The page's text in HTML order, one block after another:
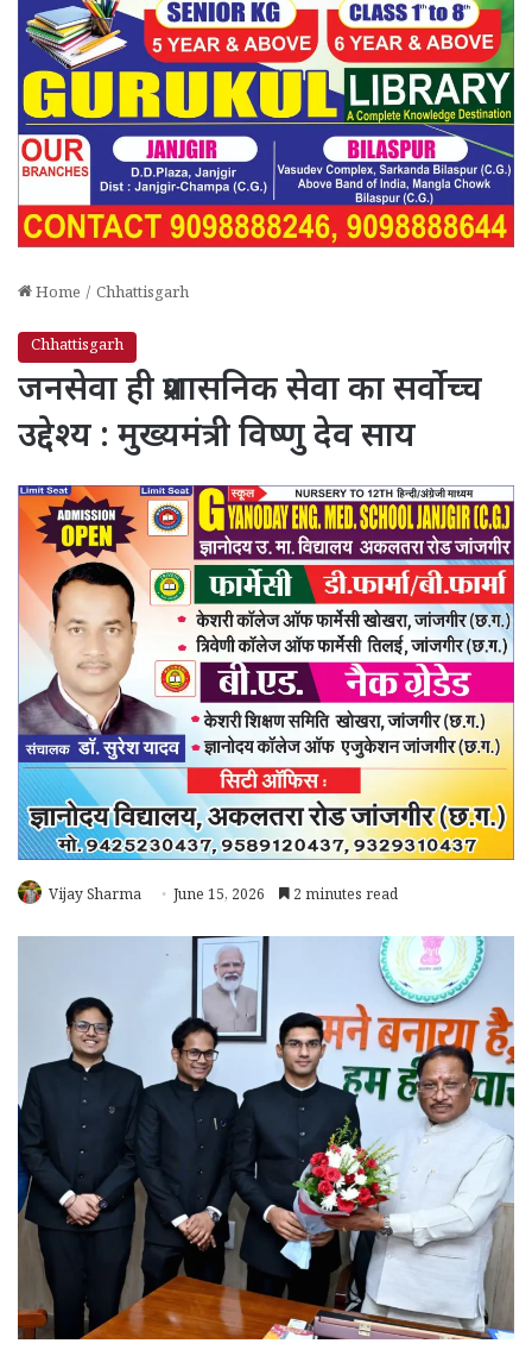
Home / Chhattisgarh
Chhattisgarh
जनसेवा ही प्रशासनिक सेवा का सर्वोच्च
उद्देश्य : मुख्यमंत्री विष्णु देव साय
Vijay Sharma June 15, 2026 2 minutes read